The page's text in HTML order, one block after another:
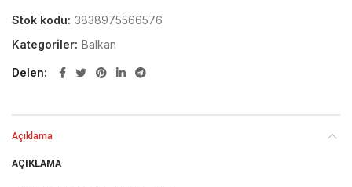
Stok kodu: 3838975566576
Kategoriler: Balkan
Delen
Açıklama
AÇIKLAMA